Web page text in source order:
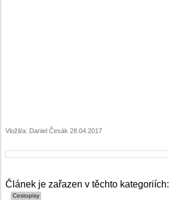
Vložil/a: Daniel Česák 28.04.2017
Článek je zařazen v těchto kategoriích: